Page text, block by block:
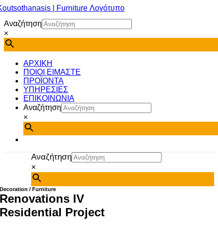
Μετάβαση
περιεχόμενο
Αναζήτηση
×
Αναζήτηση
×
ΑΡΧΙΚΗ
ΠΟΙΟΙ ΕΙΜΑΣΤΕ
ΠΡΟΪΟΝΤΑ
ΥΠΗΡΕΣΙΕΣ
ΕΠΙΚΟΙΝΩΝΙΑ
Αναζήτηση
×
Decoration / Furniture
Renovations IV
Residential Project